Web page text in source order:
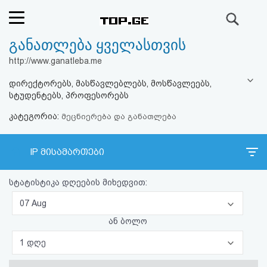
რეიტინგი
კითხვა-
პასუხი
ავტორიზაცია
პაროლის
განათლება ყველასთვის
http://www.ganatleba.me
დირექტორებს, მასწავლებლებს, მოსწავლეებს,
სტუდენტებს, პროფესორებს
კატეგორია: მეცნიერება და განათლება
IP მისამართები
სტატისტიკა დღეების მიხედვით:
07 Aug
ან ბოლო
1 დღე